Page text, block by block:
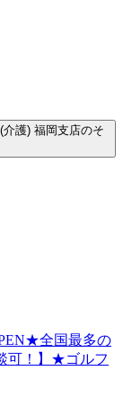
護) 福岡支店のそ
全国最多の
可！】★ゴルフ